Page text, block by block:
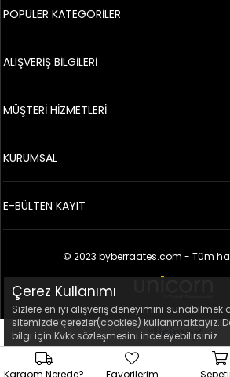
POPÜLER KATEGORİLER
ALIŞVERİŞ BİLGİLERİ
MÜŞTERİ HİZMETLERİ
KURUMSAL
E-BÜLTEN KAYIT
© 2023 byberraates.com - Tüm
Çerez Kullanımı
Sizlere en iyi alışveriş deneyimini sunabilmek
sitemizde çerezler(cookies) kullanmaktayız.
bilgi için Kvkk sözleşmesini inceleyebilirsiniz.
Kargom Nerede? Favorilerim